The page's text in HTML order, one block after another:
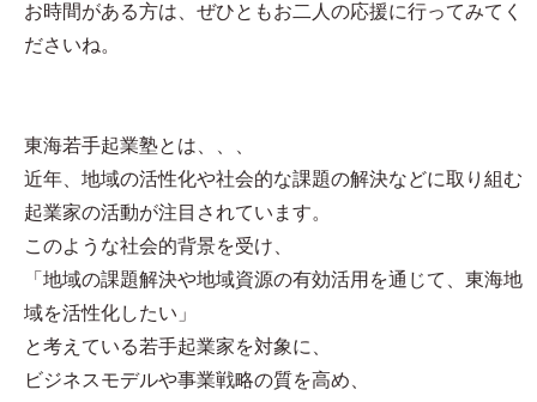
お時間がある方は、ぜひともお二人の応援に行ってみてく
ださいね。
東海若手起業塾とは、、、
近年、地域の活性化や社会的な課題の解決などに取り組む
起業家の活動が注目されています。
このような社会的背景を受け、
「地域の課題解決や地域資源の有効活用を通じて、東海地
域を活性化したい」
と考えている若手起業家を対象に、
ビジネスモデルや事業戦略の質を高め、